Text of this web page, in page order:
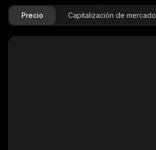
Precio Capitalización de mercado